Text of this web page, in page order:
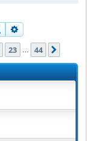
Ara
23 44